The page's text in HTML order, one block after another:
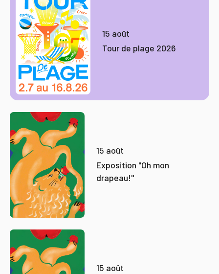
15 août
Tour de plage 2026
15 août
Exposition "Oh mon
drapeau!"
15 août